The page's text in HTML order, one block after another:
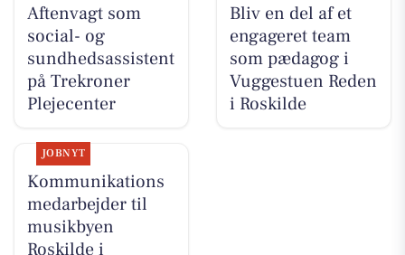
Aftenvagt som
social- og
sundhedsassistent
på Trekroner
Plejecenter
Bliv en del af et
engageret team
som pædagog i
Vuggestuen Reden
i Roskilde
JOBNYT
Kommunikations
medarbejder til
musikbyen
Roskilde i